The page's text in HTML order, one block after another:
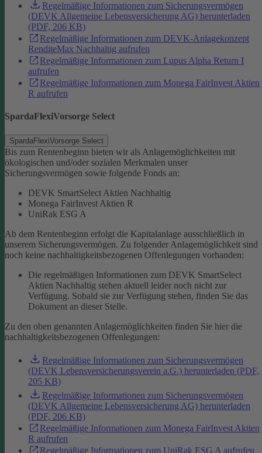
Regelmäßige Informationen zum Sicherungsvermögen
(DEVK Allgemeine Lebensversicherung AG) herunterladen
(PDF, 206 KB)
Regelmäßige Informationen zum DEVK-Anlagekonzept
RenditeMax Nachhaltig aufrufen
Regelmäßige Informationen zum Lupus Alpha Return I
aufrufen
Regelmäßige Informationen zum Monega FairInvest Aktien
R aufrufen
SpardaFlexiVorsorge Select
SpardaFlexiVorsorge Select
Bis zum Rentenbeginn bieten wir als Anlagemöglichkeiten mit
ökologischen und/oder sozialen Merkmalen unser
Sicherungsvermögen sowie folgende Fonds an:
DEVK SmartSelect Aktien Nachhaltig
Monega FairInvest Aktien R
UniRak ESG A
Ab dem Rentenbeginn erfolgt die Kapitalanlage ausschließlich in
unserem Sicherungsvermögen. Zu folgender Anlagemöglichkeit sind
noch keine nachhaltigkeitsbezogenen Offenlegungen vorhanden:
Die regelmäßigen Informationen zum DEVK SmartSelect
Aktien Nachhaltig stehen aktuell leider noch nicht zur
Verfügung. Sobald sie zur Verfügung stehen, finden Sie das
Dokument an dieser Stelle.
Zu den oben genannten Anlagemöglichkeiten finden Sie hier die
nachhaltigkeitsbezogenen Offenlegungen:
Regelmäßige Informationen zum Sicherungsvermögen
(DEVK Lebensversicherungsverein a.G.) herunterladen (PDF,
205 KB)
Regelmäßige Informationen zum Sicherungsvermögen
(DEVK Allgemeine Lebensversicherung AG) herunterladen
(PDF, 206 KB)
Regelmäßige Informationen zum Monega FairInvest Aktien
R aufrufen
Regelmäßige Informationen zum UniRak ESG A aufrufen